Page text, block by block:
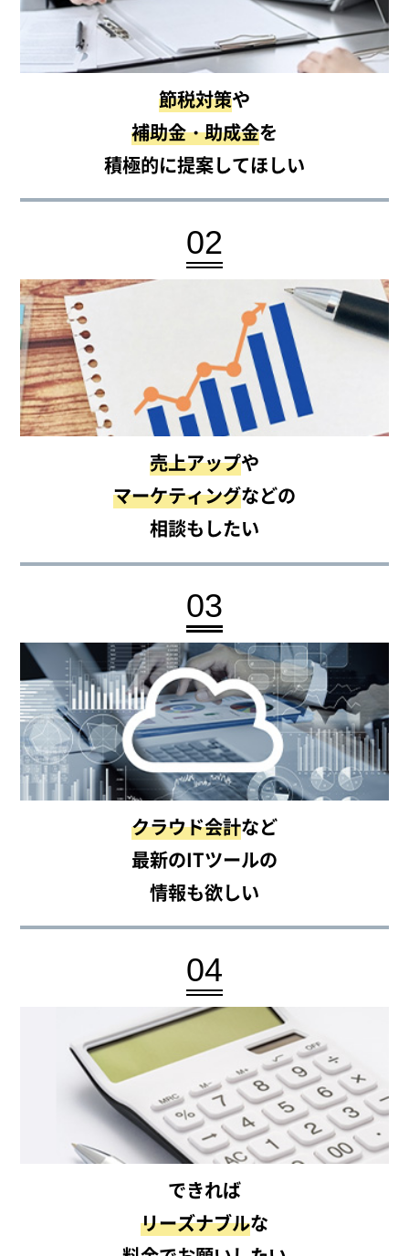
節税対策や
補助金・助成金を
積極的に提案してほしい
02
売上アップや
マーケティングなどの
相談もしたい
03
クラウド会計など
最新のITツールの
情報も欲しい
04
できれば
リーズナブルな